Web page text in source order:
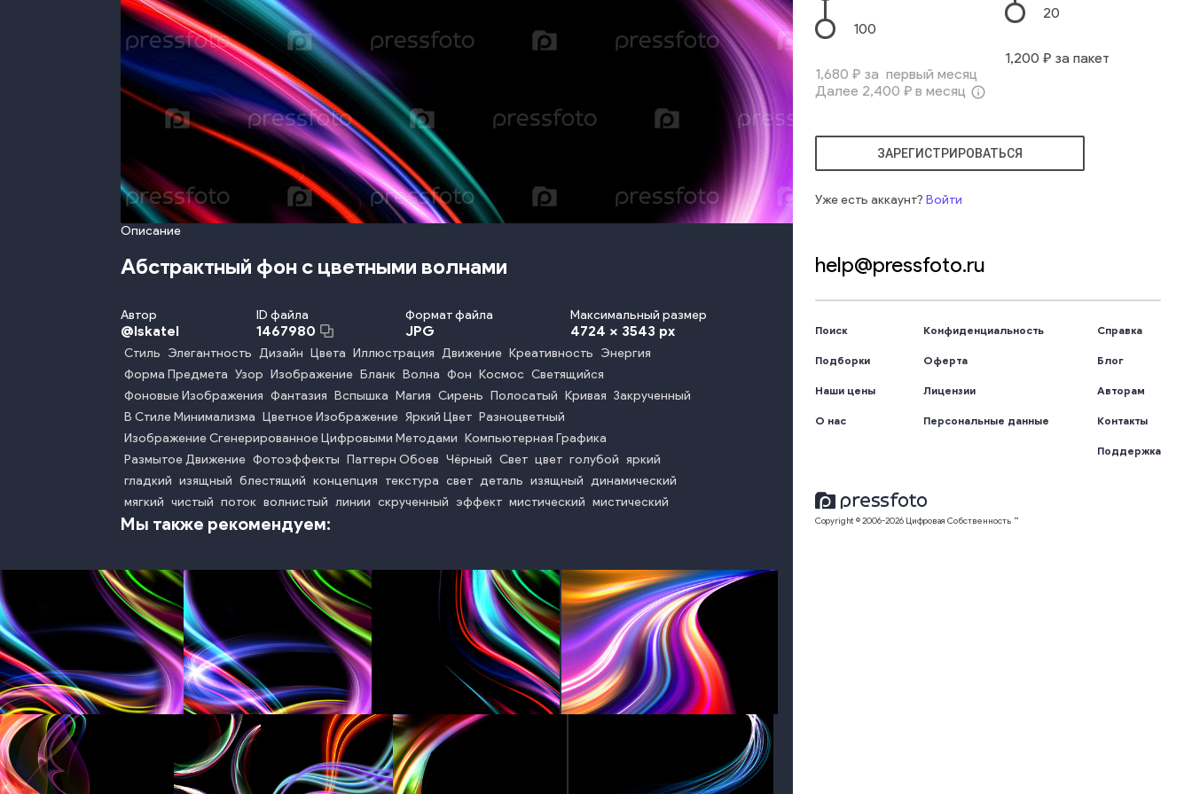
Описание
Абстрактный фон с цветными волнами
Автор
@Iskatel
ID файла
1467980
Формат файла
JPG
Максимальный размер
4724 x 3543 px
Стиль Элегантность Дизайн Цвета Иллюстрация Движение Креативность Энергия
Форма Предмета Узор Изображение Бланк Волна Фон Космос Светящийся
Фоновые Изображения Фантазия Вспышка Магия Сирень Полосатый Кривая Закрученный
В Стиле Минимализма Цветное Изображение Яркий Цвет Разноцветный
Изображение Сгенерированное Цифровыми Методами Компьютерная Графика
Размытое Движение Фотоэффекты Паттерн Обоев Чёрный Свет цвет голубой яркий
гладкий изящный блестящий концепция текстура свет деталь изящный динамический
мягкий чистый поток волнистый линии скрученный эффект мистический мистический
Мы также рекомендуем:
photo photo photo photo
100
1,680 ₽ за первый месяц
Далее 2,400 ₽ в месяц info_outline
20
1,200 ₽ за пакет
ЗАРЕГИСТРИРОВАТЬСЯ
Уже есть аккаунт? Войти
help@pressfoto.ru
Поиск
Подборки
Наши цены
О нас
Конфиденциальность
Оферта
Лицензии
Персональные данные
Справка
Блог
Авторам
Контакты
Поддержка
Copyright © 2006-2026 Цифровая Собственность ™